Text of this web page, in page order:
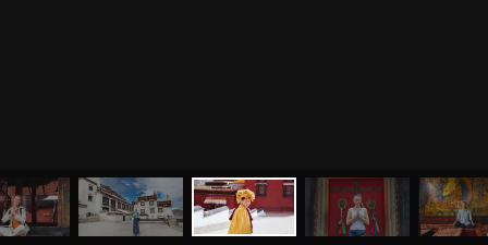
ЙОГА СЕМИНАРЫ МЕНЮ О НАС МАГАЗИН